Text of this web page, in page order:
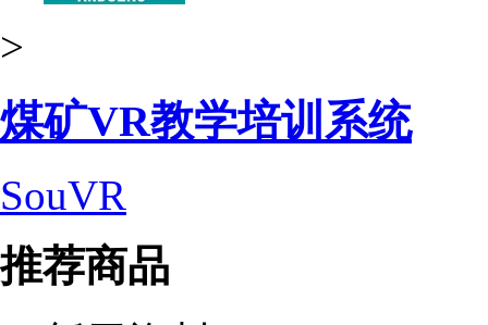
>
煤矿VR教学培训系统
SouVR
推荐商品